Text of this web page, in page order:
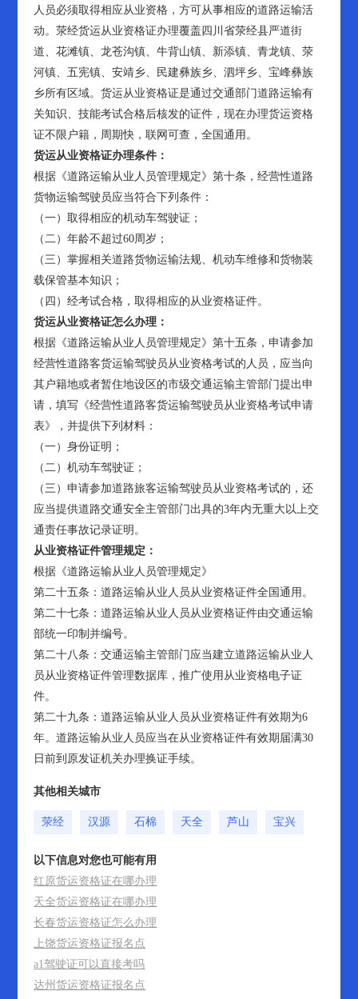
人员必须取得相应从业资格，方可从事相应的道路运输活
动。荥经货运从业资格证办理覆盖四川省荥经县严道街
道、花滩镇、龙苍沟镇、牛背山镇、新添镇、青龙镇、荥
河镇、五宪镇、安靖乡、民建彝族乡、泗坪乡、宝峰彝族
乡所有区域。货运从业资格证是通过交通部门道路运输有
关知识、技能考试合格后核发的证件，现在办理货运资格
证不限户籍，周期快，联网可查，全国通用。
货运从业资格证办理条件：
根据《道路运输从业人员管理规定》第十条，经营性道路
货物运输驾驶员应当符合下列条件：
（一）取得相应的机动车驾驶证；
（二）年龄不超过60周岁；
（三）掌握相关道路货物运输法规、机动车维修和货物装
载保管基本知识；
（四）经考试合格，取得相应的从业资格证件。
货运从业资格证怎么办理：
根据《道路运输从业人员管理规定》第十五条，申请参加
经营性道路客货运输驾驶员从业资格考试的人员，应当向
其户籍地或者暂住地设区的市级交通运输主管部门提出申
请，填写《经营性道路客货运输驾驶员从业资格考试申请
表》，并提供下列材料：
（一）身份证明；
（二）机动车驾驶证；
（三）申请参加道路旅客运输驾驶员从业资格考试的，还
应当提供道路交通安全主管部门出具的3年内无重大以上交
通责任事故记录证明。
从业资格证件管理规定：
根据《道路运输从业人员管理规定》
第二十五条：道路运输从业人员从业资格证件全国通用。
第二十七条：道路运输从业人员从业资格证件由交通运输
部统一印制并编号。
第二十八条：交通运输主管部门应当建立道路运输从业人
员从业资格证件管理数据库，推广使用从业资格电子证
件。
第二十九条：道路运输从业人员从业资格证件有效期为6
年。道路运输从业人员应当在从业资格证件有效期届满30
日前到原发证机关办理换证手续。
其他相关城市
荥经 汉源 石棉 天全 芦山 宝兴
以下信息对您也可能有用
红原货运资格证在哪办理
天全货运资格证在哪办理
长春货运资格证怎么办理
上饶货运资格证报名点
a1驾驶证可以直接考吗
达州货运资格证报名点